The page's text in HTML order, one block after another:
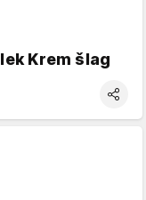
Krem šlag